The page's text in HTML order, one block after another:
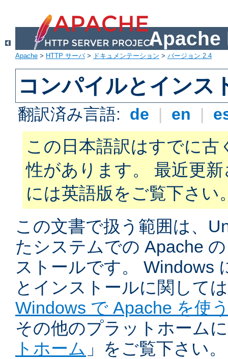
Apache
Apache > HTTP サーバ> ドキュメンテーション > バージョン 2.4
コンパイルとインス
翻訳済み言語: de | en |
この日本語訳はすでに古
性があります。 最近更
には英語版をご覧下さい
この文書で扱う範囲は、
たシステムでの Apache
ストールです。 Windows
とインストールに関して
Windows で Apache を使
その他のプラットホーム
トホーム 」をご覧下さい。